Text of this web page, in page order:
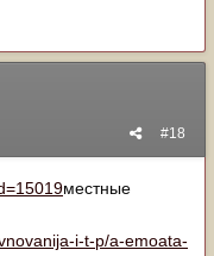
#18
местные
i-t-p/a-emoata-